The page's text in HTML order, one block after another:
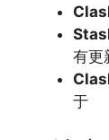
有更
于